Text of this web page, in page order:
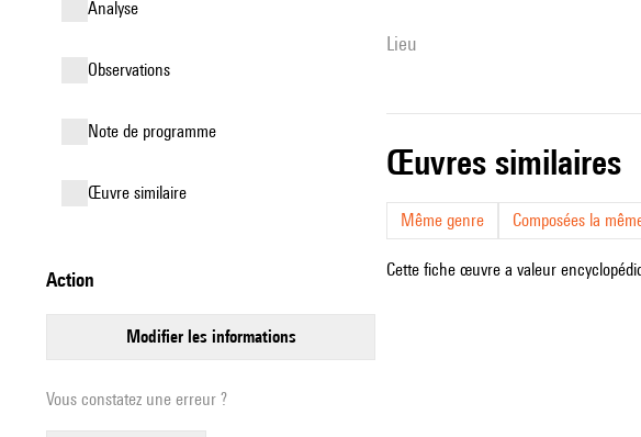
analyse
observations
Note de programme
œuvre similaire
action
modifier les informations
Vous constatez une erreur ?
lieu
œuvres similaires
Même genre Composées la
Cette fiche œuvre a valeur